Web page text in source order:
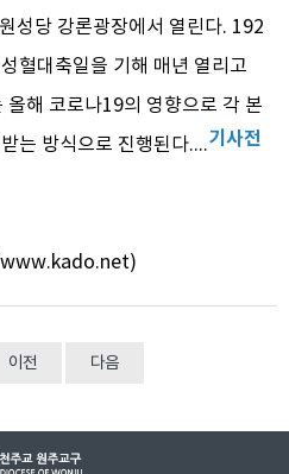
성당 강론광장에서 열린다. 192
혈대축일을 기해 매년 열리고
올해 코로나19의 영향으로 각 본
는 방식으로 진행된다....기사전
www.kado.net)
이전 다음